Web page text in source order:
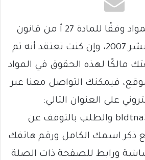
يتم الاستخدام المواد وفقًا للمادة 27 أ من قانون
حقوق التأليف والنشر 2007، وإن كنت تعتقد أنه تم
مالكًا لهذه الحقوق في المواد
فيمكنك التواصل معنا عبر
على العنوان التالي:
bldtna3@gmail.com والطلب بالتوقف عن
ذكر اسمك الكامل ورقم هاتفك
ورابط للصفحة ذات الصلة